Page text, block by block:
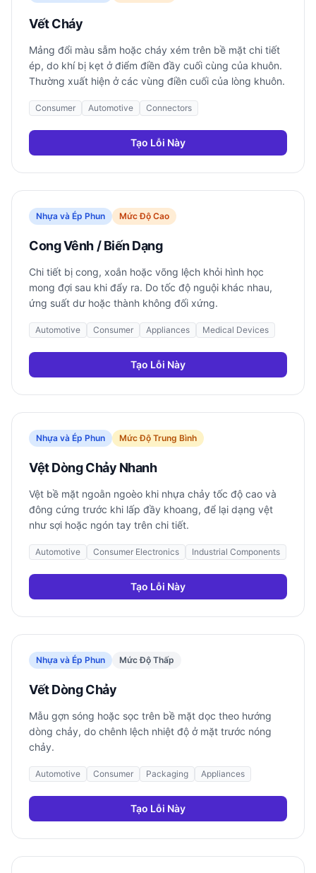
Vết Cháy
Mảng đổi màu sẫm hoặc cháy xém trên bề mặt chi tiết
ép, do khí bị kẹt ở điểm điền đầy cuối cùng của khuôn.
Thường xuất hiện ở các vùng điền cuối của lòng khuôn.
Consumer Automotive Connectors
Tạo Lỗi Này
Nhựa và Ép Phun Mức Độ Cao
Cong Vênh / Biến Dạng
Chi tiết bị cong, xoắn hoặc võng lệch khỏi hình học
mong đợi sau khi đẩy ra. Do tốc độ nguội khác nhau,
ứng suất dư hoặc thành không đối xứng.
Automotive Consumer Appliances Medical Devices
Tạo Lỗi Này
Nhựa và Ép Phun Mức Độ Trung Bình
Vệt Dòng Chảy Nhanh
Vệt bề mặt ngoằn ngoèo khi nhựa chảy tốc độ cao và
đông cứng trước khi lấp đầy khoang, để lại dạng vệt
như sợi hoặc ngón tay trên chi tiết.
Automotive Consumer Electronics Industrial Components
Tạo Lỗi Này
Nhựa và Ép Phun Mức Độ Thấp
Vết Dòng Chảy
Mẫu gợn sóng hoặc sọc trên bề mặt dọc theo hướng
dòng chảy, do chênh lệch nhiệt độ ở mặt trước nóng
chảy.
Automotive Consumer Packaging Appliances
Tạo Lỗi Này